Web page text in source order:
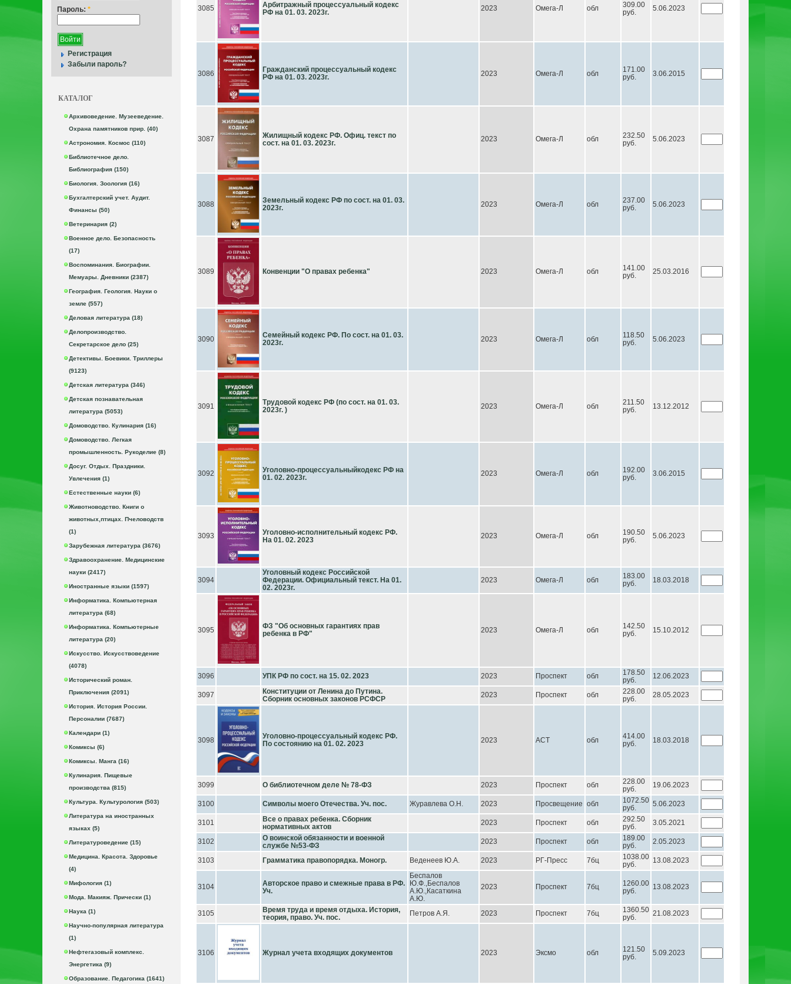
Пароль: *
Регистрация
Забыли пароль?
КАТАЛОГ
Архивоведение. Музееведение.
Охрана памятников прир. (40)
Астрономия. Космос (110)
Библиотечное дело.
Библиография (150)
Биология. Зоология (16)
Бухгалтерский учет. Аудит.
Финансы (50)
Ветеринария (2)
Военное дело. Безопасность
(17)
Воспоминания. Биографии.
Мемуары. Дневники (2387)
География. Геология. Науки о
земле (557)
Деловая литература (18)
Делопроизводство.
Секретарское дело (25)
Детективы. Боевики. Триллеры
(9123)
Детская литература (346)
Детская познавательная
литература (5053)
Домоводство. Кулинария (16)
Домоводство. Легкая
промышленность. Рукоделие (8)
Досуг. Отдых. Праздники.
Увлечения (1)
Естественные науки (6)
Животноводство. Книги о
животных,птицах. Пчеловодств
(1)
Зарубежная литература (3676)
Здравоохранение. Медицинские
науки (2417)
Иностранные языки (1597)
Информатика. Компьютерная
литература (68)
Информатика. Компьютерные
литература (20)
Искусство. Искусствоведение
(4078)
Исторический роман.
Приключения (2091)
История. История России.
Персоналии (7687)
Календари (1)
Комиксы (6)
Комиксы. Манга (16)
Кулинария. Пищевые
производства (815)
Культура. Культурология (503)
Литература на иностранных
языках (5)
Литературоведение (15)
Медицина. Красота. Здоровье
(4)
Мифология (1)
Мода. Макияж. Прически (1)
Наука (1)
Научно-популярная литература
(1)
Нефтегазовый комплекс.
Энергетика (9)
Образование. Педагогика (1641)
3085
Арбитражный процессуальный кодекс
РФ на 01. 03. 2023г.
2023 Омега-Л обл
309.00
руб.
5.06.2023
3086
Гражданский процессуальный кодекс
РФ на 01. 03. 2023г.
2023 Омега-Л обл
171.00
руб.
3.06.2015
3087
Жилищный кодекс РФ. Офиц. текст по
сост. на 01. 03. 2023г.
2023 Омега-Л обл
232.50
руб.
5.06.2023
3088
Земельный кодекс РФ по сост. на 01. 03.
2023г.
2023 Омега-Л обл
237.00
руб.
5.06.2023
3089 Конвенции "О правах ребенка" 2023 Омега-Л обл
141.00
руб.
25.03.2016
3090
Семейный кодекс РФ. По сост. на 01. 03.
2023г.
2023 Омега-Л обл
118.50
руб.
5.06.2023
3091
Трудовой кодекс РФ (по сост. на 01. 03.
2023г. )
2023 Омега-Л обл
211.50
руб.
13.12.2012
3092
Уголовно-процессуальныйкодекс РФ на
01. 02. 2023г.
2023 Омега-Л обл
192.00
руб.
3.06.2015
3093
Уголовно-исполнительный кодекс РФ.
На 01. 02. 2023
2023 Омега-Л обл
190.50
руб.
5.06.2023
3094
Уголовный кодекс Российской
Федерации. Официальный текст. На 01.
02. 2023г.
2023 Омега-Л обл
183.00
руб.
18.03.2018
3095
ФЗ "Об основных гарантиях прав
ребенка в РФ"
2023 Омега-Л обл
142.50
руб.
15.10.2012
3096 УПК РФ по сост. на 15. 02. 2023 2023 Проспект обл
178.50
руб.
12.06.2023
3097
Конституции от Ленина до Путина.
Сборник основных законов РСФСР
2023 Проспект обл
228.00
руб.
28.05.2023
3098
Уголовно-процессуальный кодекс РФ.
По состоянию на 01. 02. 2023
2023 АСТ обл
414.00
руб.
18.03.2018
3099 О библиотечном деле № 78-ФЗ 2023 Проспект обл
228.00
руб.
19.06.2023
3100 Символы моего Отечества. Уч. пос. Журавлева О.Н. 2023 Просвещение обл
1072.50
руб.
5.06.2023
3101
Все о правах ребенка. Сборник
нормативных актов
2023 Проспект обл
292.50
руб.
3.05.2021
3102
О воинской обязанности и военной
службе №53-ФЗ
2023 Проспект обл
189.00
руб.
2.05.2023
3103 Грамматика правопорядка. Моногр. Веденеев Ю.А. 2023 РГ-Пресс 7бц
1038.00
руб.
13.08.2023
3104
Авторское право и смежные права в РФ.
Уч.
Беспалов
Ю.Ф.,Беспалов
А.Ю.,Касаткина
А.Ю.
2023 Проспект 7бц
1260.00
руб.
13.08.2023
3105
Время труда и время отдыха. История,
теория, право. Уч. пос.
Петров А.Я. 2023 Проспект 7бц
1360.50
руб.
21.08.2023
3106 Журнал учета входящих документов 2023 Эксмо обл
121.50
руб.
5.09.2023